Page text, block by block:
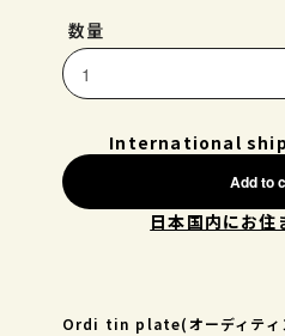
数量
International
Add to
日本国内にお住
Ordi tin plate(オーディティ